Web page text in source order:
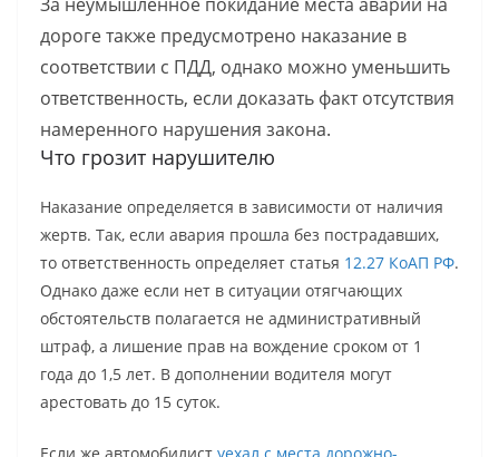
дороге также предусмотрено наказание в
соответствии с ПДД, однако можно уменьшить
ответственность, если доказать факт отсутствия
намеренного нарушения закона.
Что грозит нарушителю
Наказание определяется в зависимости от наличия
жертв. Так, если авария прошла без пострадавших,
то ответственность определяет статья 12.27 КоАП РФ.
Однако даже если нет в ситуации отягчающих
обстоятельств полагается не административный
штраф, а лишение прав на вождение сроком от 1
года до 1,5 лет. В дополнении водителя могут
арестовать до 15 суток.